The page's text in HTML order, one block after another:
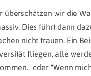
überschätzen wir die
Dies führt dann
nicht trauen. Ein
fliegen, alle
oder "Wenn